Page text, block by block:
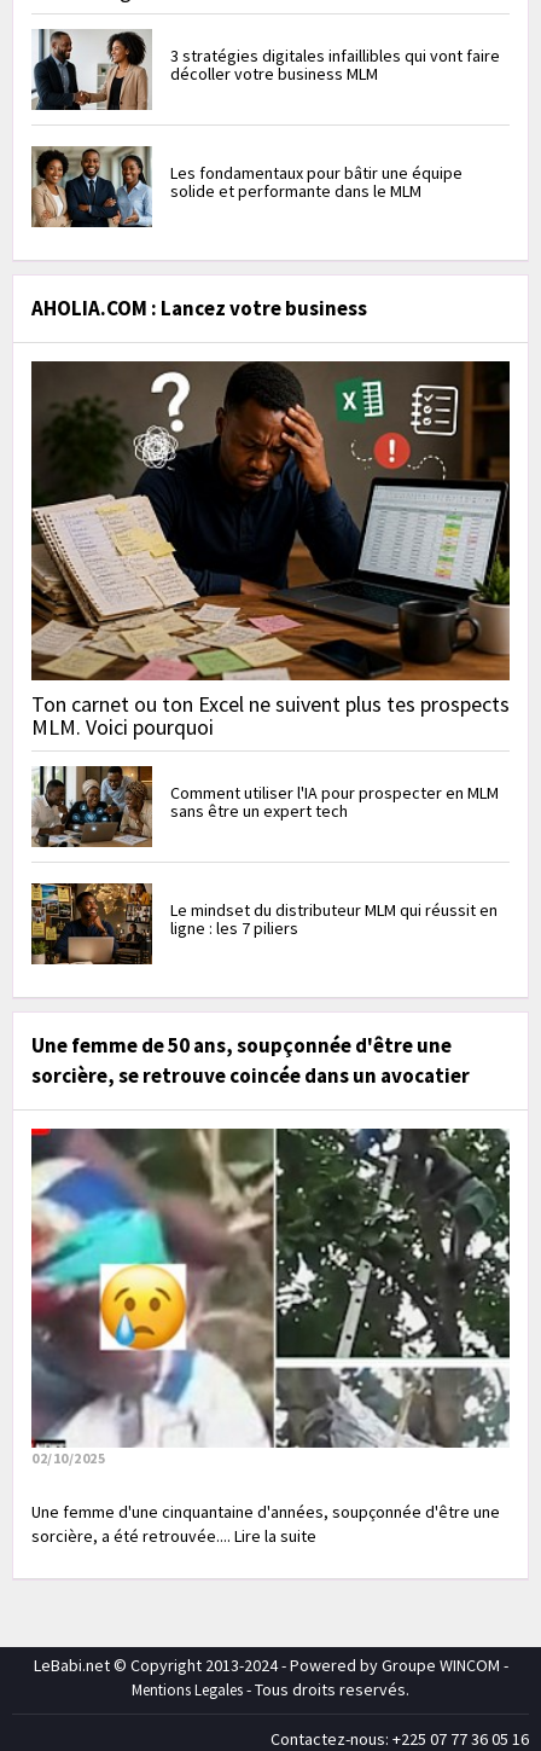
3 stratégies digitales infaillibles qui vont faire
décoller votre business MLM
Les fondamentaux pour bâtir une équipe
solide et performante dans le MLM
AHOLIA.COM : Lancez votre business
Ton carnet ou ton Excel ne suivent plus tes prospects
MLM. Voici pourquoi
Comment utiliser l'IA pour prospecter en MLM
sans être un expert tech
Le mindset du distributeur MLM qui réussit en
ligne : les 7 piliers
Une femme de 50 ans, soupçonnée d'être une
sorcière, se retrouve coincée dans un avocatier
02/10/2025
Une femme d'une cinquantaine d'années, soupçonnée d'être une
sorcière, a été retrouvée.... Lire la suite
LeBabi.net © Copyright 2013-2024 - Powered by Groupe WINCOM -
Mentions Legales- Tous droits reservés.
Contactez-nous: +225 07 77 36 05 16